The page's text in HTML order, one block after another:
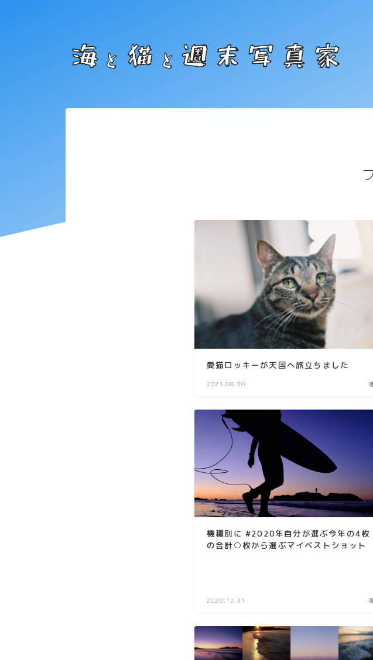
プロフィール
コンタクト
愛猫ロッキーが天国へ旅立ちました
2021.08.30
機種別に #2020年自分が選ぶ今年の4枚
の合計○枚から選ぶマイベストショット
2020.12.31